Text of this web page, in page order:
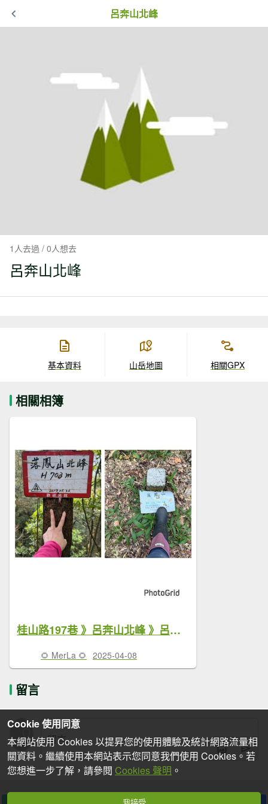
呂奔山北峰
1人去過 / 0人想去
呂奔山北峰
基本資料 山岳地圖 相關GPX
相關相簿
桂山路197巷 》呂奔山北峰 》呂奔山 》阿玉壩
🌻 MerLa 🌻 2025-04-08
留言
Cookie 使用同意
本網站使用 Cookies 以提昇您的使用體驗及統計網路流量相
關資料。繼續使用本網站表示您同意我們使用 Cookies。若
您想進一步了解，請參閱 Cookies 聲明 。